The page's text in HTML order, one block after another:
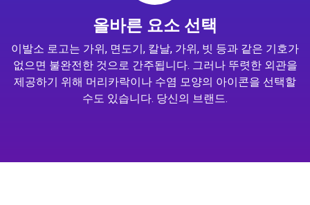
올바른 요소 선택
이발소 로고는 가위, 면도기, 칼날, 가위, 빗 등과 같은 기호가
없으면 불완전한 것으로 간주됩니다. 그러나 뚜렷한 외관을
제공하기 위해 머리카락이나 수염 모양의 아이콘을 선택할
수도 있습니다. 당신의 브랜드.